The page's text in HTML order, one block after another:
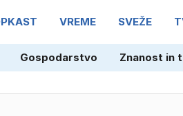
VREME SVEŽE
Gospodarstvo Znanost in